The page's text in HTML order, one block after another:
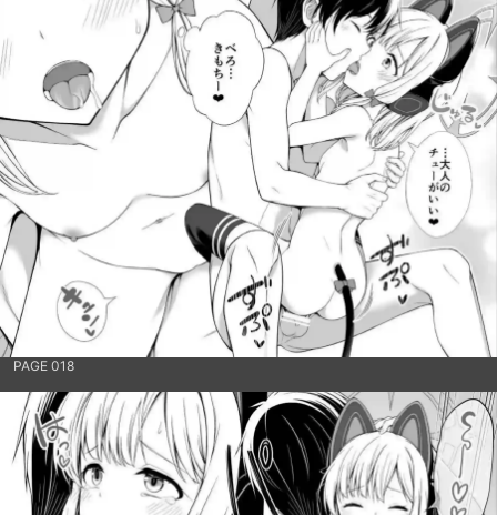
PAGE 018